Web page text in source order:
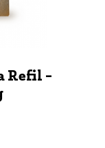
Refil -